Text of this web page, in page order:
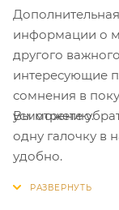
информации о
другого
интересующие
сомнения в
усмотрению.
Вы можете
одну галочку в
удобно.